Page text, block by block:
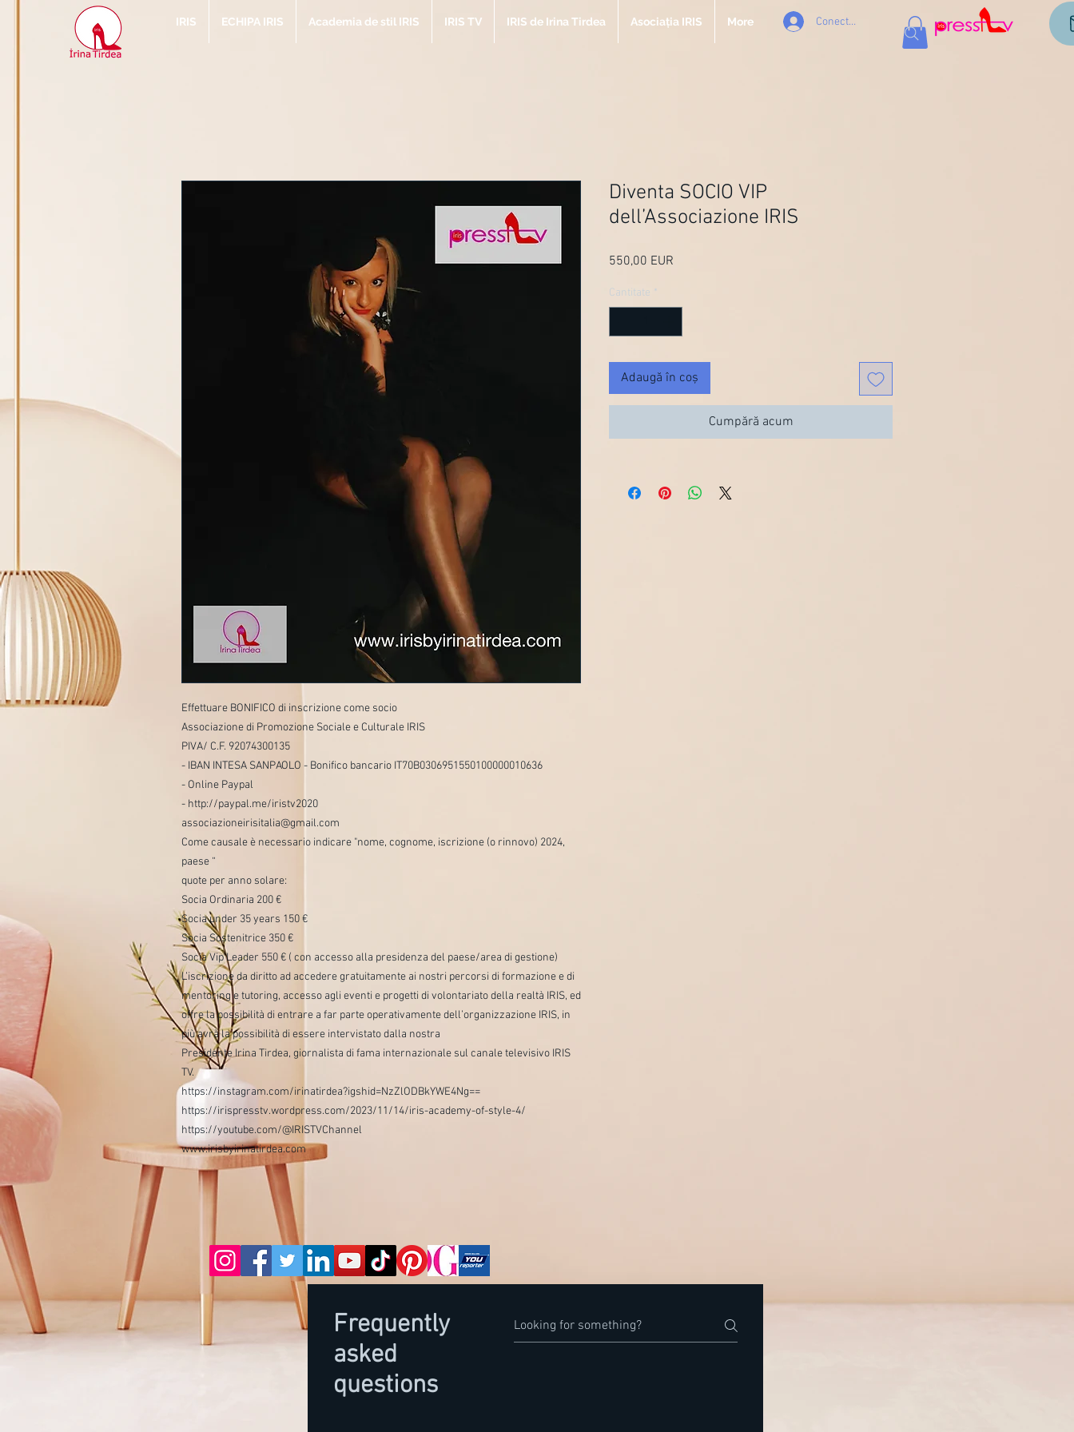
IRIS ECHIPA IRIS Academia de stil IRIS IRIS TV IRIS de Irina Tirdea Asociația IRIS More Conectează-te
Effettuare BONIFICO di inscrizione come socio
Associazione di Promozione Sociale e Culturale IRIS
PIVA/ C.F. 92074300135
- IBAN INTESA SANPAOLO - Bonifico bancario IT70B0306951550100000010636
- Online Paypal
- http://paypal.me/iristv2020
associazioneirisitalia@gmail.com
Come causale è necessario indicare "nome, cognome, iscrizione (o rinnovo) 2024,
paese “
quote per anno solare:
Socia Ordinaria 200 €
Socia under 35 years 150 €
Socia Sostenitrice 350 €
Socia Vip Leader 550 € ( con accesso alla presidenza del paese/area di gestione)
L’iscrizione da diritto ad accedere gratuitamente ai nostri percorsi di formazione e di
mentoring e tutoring, accesso agli eventi e progetti di volontariato della realtà IRIS, ed
offre la possibilità di entrare a far parte operativamente dell’organizzazione IRIS, in
più avrà la possibilità di essere intervistato dalla nostra
Presidente Irina Tirdea, giornalista di fama internazionale sul canale televisivo IRIS
TV.
https://instagram.com/irinatirdea?igshid=NzZlODBkYWE4Ng==
https://irispresstv.wordpress.com/2023/11/14/iris-academy-of-style-4/
https://youtube.com/@IRISTVChannel
www.irisbyirinatirdea.com
Diventa SOCIO VIP
dell’Associazione IRIS
550,00 EUR
Cantitate *
Adaugă în coș
Cumpără acum
Frequently
asked
questions